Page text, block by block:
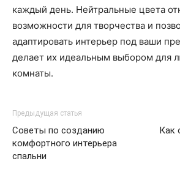
каждый день. Нейтральные цвета
возможности для творчества и
адаптировать интерьер под ваши
делает их идеальным выбором для
комнаты.
Предыдущая статья
Советы по созданию
комфортного интерьера
спальни
Как